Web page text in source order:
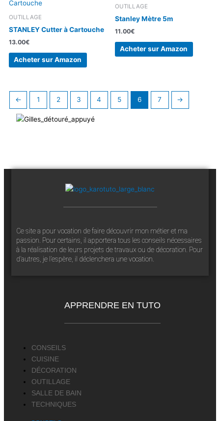
OUTILLAGE
STANLEY Cutter à Cartouche
13.00€
Acheter sur Amazon
OUTILLAGE
Stanley Mètre 5m
11.00€
Acheter sur Amazon
← 1 2 3 4 5 6 7 →
Ce site a pour vocation de faire découvrir mon métier et ma
passion. Pour certains, il apportera tous les conseils nécessaires
à la réalisation de leurs projets de travaux ou de décoration. Pour
d’autres, je l’espère, il déclenchera une vocation.
APPRENDRE EN TUTO
CONSEILS
CUISINE
DÉCORATION
OUTILLAGE
SALLE DE BAIN
TECHNIQUES